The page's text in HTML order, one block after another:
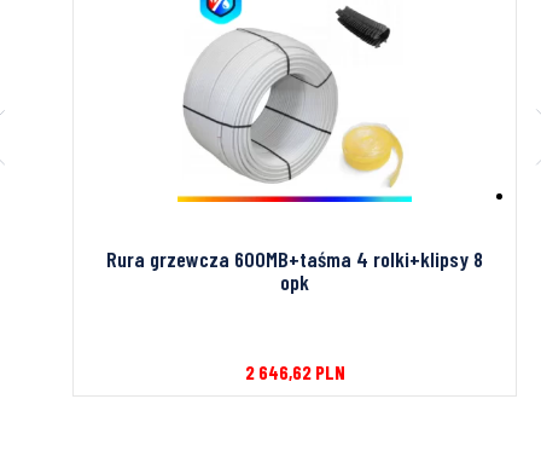
Rura grzewcza 600MB+taśma 4 rolki+klipsy 8
opk
2 646,62 PLN